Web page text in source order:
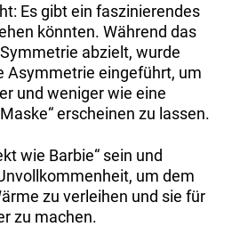
Es gibt ein faszinierendes
könnten. Während das
abzielt, wurde
Asymmetrie eingeführt, um
und weniger wie eine
erscheinen zu lassen.
wie Barbie“ sein und
um dem
zu verleihen und sie für
zu machen.